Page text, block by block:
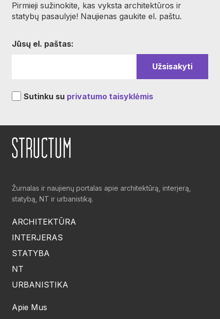
Pirmieji sužinokite, kas vyksta architektūros ir
statybų pasaulyje! Naujienas gaukite el. paštu.
Jūsų el. paštas:
Sutinku su privatumo taisyklėmis
Žurnalas ir naujienų portalas apie architektūrą, interjerą,
statybą, NT ir urbanistiką.
ARCHITEKTŪRA
INTERJERAS
STATYBA
NT
URBANISTIKA
Apie Mus